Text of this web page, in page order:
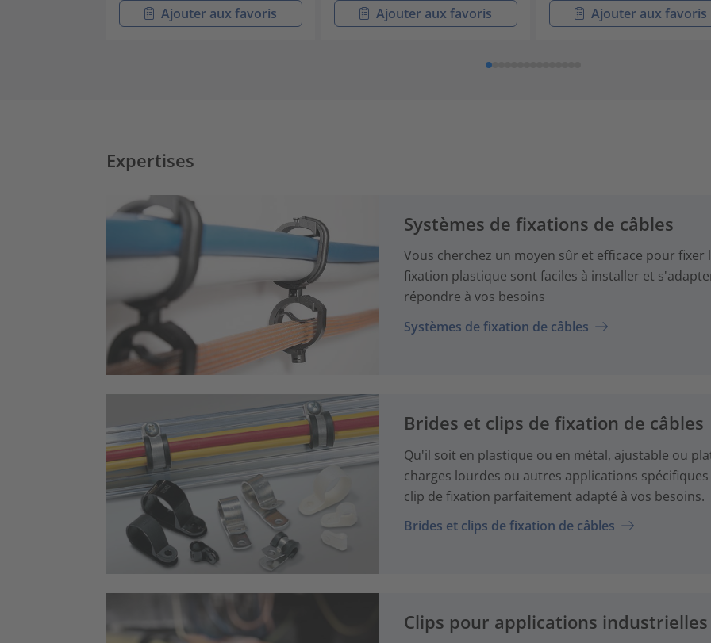
Ajouter aux favoris Ajouter aux favoris Ajouter aux favoris
Expertises
Systèmes de fixations de câbles
Vous cherchez un moyen sûr et efficace pour fixer
fixation plastique sont faciles à installer et
répondre à vos besoins
Systèmes de fixation de câbles
Brides et clips de fixation de câbles
Qu'il soit en plastique ou en métal, ajustable ou
charges lourdes ou autres applications
clip de fixation parfaitement adapté à vos besoins.
Brides et clips de fixation de câbles
Clips pour applications industrielles